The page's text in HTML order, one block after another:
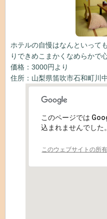
ホテルの自慢はなんといって
りできめこまかくなめらかで
価格：3000円より
住所：山梨県笛吹市石和町川
このページでは
込まれませんでした。
このウェブサイトの所